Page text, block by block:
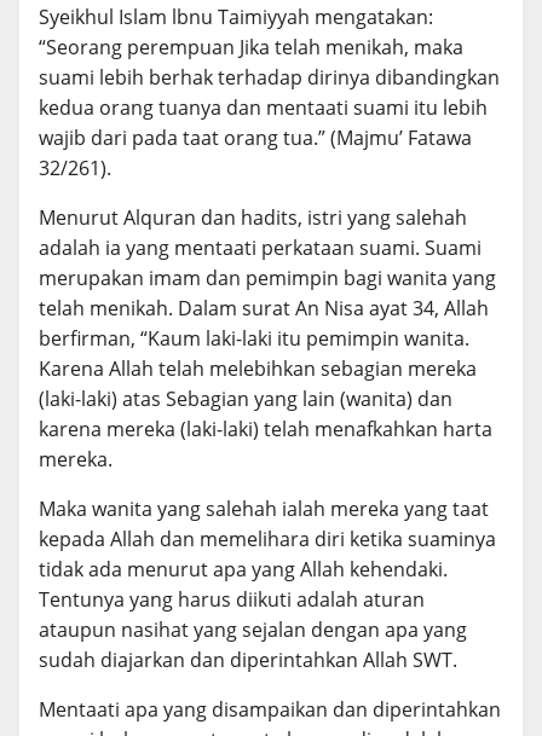
Syeikhul Islam lbnu Taimiyyah mengatakan:
“Seorang perempuan Jika telah menikah, maka
suami lebih berhak terhadap dirinya dibandingkan
kedua orang tuanya dan mentaati suami itu lebih
wajib dari pada taat orang tua.” (Majmu’ Fatawa
32/261).
Menurut Alquran dan hadits, istri yang salehah
adalah ia yang mentaati perkataan suami. Suami
merupakan imam dan pemimpin bagi wanita yang
telah menikah. Dalam surat An Nisa ayat 34, Allah
berfirman, “Kaum laki-laki itu pemimpin wanita.
Karena Allah telah melebihkan sebagian mereka
(laki-laki) atas Sebagian yang lain (wanita) dan
karena mereka (laki-laki) telah menafkahkan harta
mereka.
Maka wanita yang salehah ialah mereka yang taat
kepada Allah dan memelihara diri ketika suaminya
tidak ada menurut apa yang Allah kehendaki.
Tentunya yang harus diikuti adalah aturan
ataupun nasihat yang sejalan dengan apa yang
sudah diajarkan dan diperintahkan Allah SWT.
Mentaati apa yang disampaikan dan diperintahkan